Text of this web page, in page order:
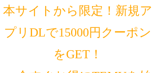
本サイトから限定！新規ア
プリDLで15000円クーポン
をGET！